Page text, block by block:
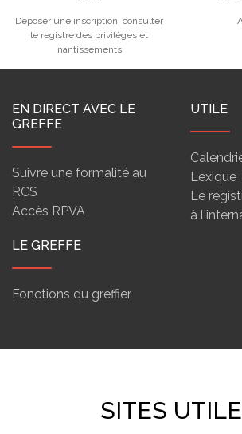
Déposer une inscription, consulter
le registre des privilèges et
nantissements
EN DIRECT AVEC LE
GREFFE
Suivre une formalité au
RCS
Accès RPVA
UTILE
Lexique
Le
à
LE GREFFE
Fonctions du greffier
SITES